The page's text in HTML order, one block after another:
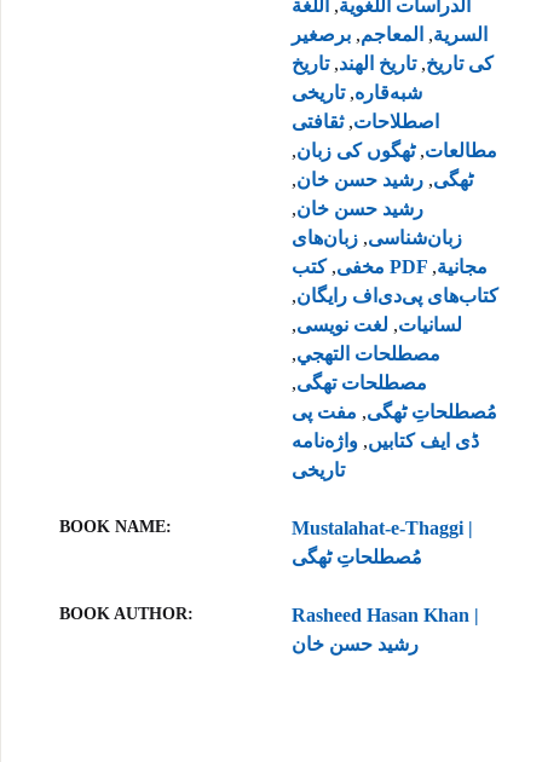
الدراسات اللغوية, اللغة
السرية, المعاجم, برصغیر
کی تاریخ,تاريخ الهند,تاریخ
شبه‌قاره,تاریخی
اصطلاحات,ثقافتی
مطالعات,ٹھگوں کی زبان,
ٹھگی, رشيد حسن خان,
رشید حسن خان,
زبان‌شناسی, زبان‌های
مخفی, كتب PDF مجانية,
کتاب‌های پی‌دی‌اف رایگان,
لسانیات, لغت نویسی,
مصطلحات التهجي,
مصطلحات تهگی,
مُصطلحاتِ ٹھگی, مفت پی
ڈی ایف کتابیں, واژه‌نامه
تاریخی
BOOK NAME
Mustalahat-e-Thaggi |
مُصطلحاتِ ٹھگی
BOOK AUTHOR
Rasheed Hasan Khan |
رشید حسن خان